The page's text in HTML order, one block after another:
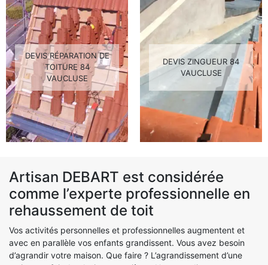
DEVIS RÉPARATION DE
TOITURE 84
VAUCLUSE
DEVIS ZINGUEUR 84
VAUCLUSE
Artisan DEBART est considérée
comme l’experte professionnelle en
rehaussement de toit
Vos activités personnelles et professionnelles augmentent et
avec en parallèle vos enfants grandissent. Vous avez besoin
d’agrandir votre maison. Que faire ? L’agrandissement d’une